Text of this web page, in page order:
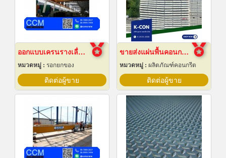
ออกแบบเครนรางเลื่อนไฟฟ้า
หมวดหมู่ : รอกยกของ
ติดต่อผู้ขาย
ขายส่งแผ่นพื้นคอนกรีต สมุทรปราการ
หมวดหมู่ : ผลิตภัณฑ์คอนกรีต
ติดต่อผู้ขาย